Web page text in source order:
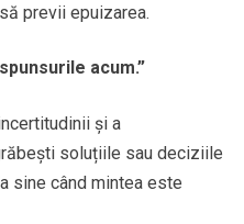
previi epuizarea.
acum.”
și a
soluțiile sau deciziile
sine când mintea este